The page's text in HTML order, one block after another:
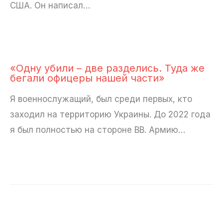
США. Он написал…
«Одну убили – две разделись. Туда же
бегали офицеры нашей части»
Я военнослужащий, был среди первых, кто
заходил на территорию Украины. До 2022 года
я был полностью на стороне ВВ. Армию…